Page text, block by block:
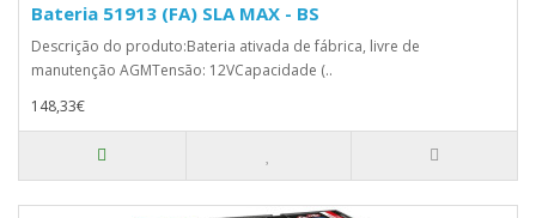
Bateria 51913 (FA) SLA MAX - BS
Descrição do produto:Bateria ativada de fábrica, livre de
manutenção AGMTensão: 12VCapacidade (..
148,33€